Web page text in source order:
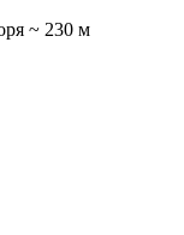
~ 230 м